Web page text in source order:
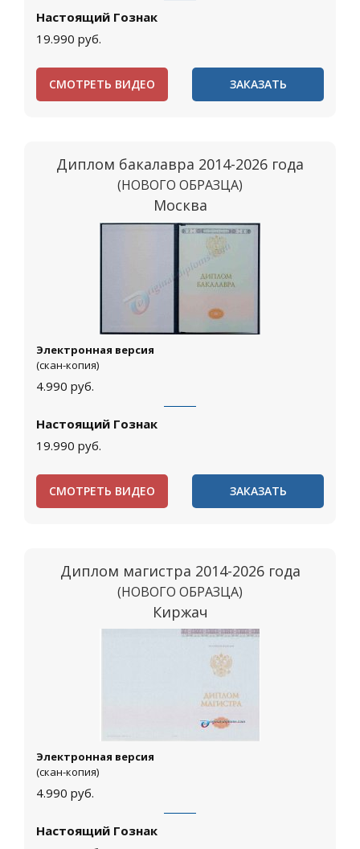
Настоящий Гознак
19.990 руб.
СМОТРЕТЬ ВИДЕО ЗАКАЗАТЬ
Диплом бакалавра 2014-2026 года
(НОВОГО ОБРАЗЦА)
Москва
Электронная версия
(скан-копия)
4.990 руб.
Настоящий Гознак
19.990 руб.
СМОТРЕТЬ ВИДЕО ЗАКАЗАТЬ
Диплом магистра 2014-2026 года
(НОВОГО ОБРАЗЦА)
Киржач
Электронная версия
(скан-копия)
4.990 руб.
Настоящий Гознак